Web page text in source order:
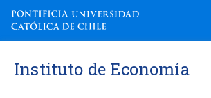
Instituto de Economía